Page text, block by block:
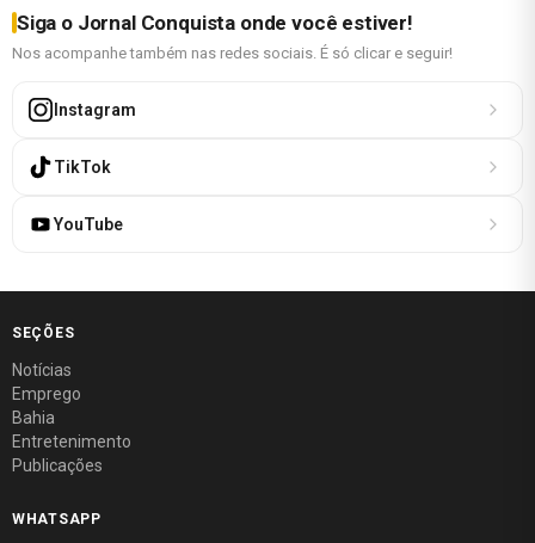
Siga o Jornal Conquista onde você estiver!
Nos acompanhe também nas redes sociais. É só clicar e seguir!
Instagram
TikTok
YouTube
SEÇÕES
Notícias
Emprego
Bahia
Entretenimento
Publicações
WHATSAPP